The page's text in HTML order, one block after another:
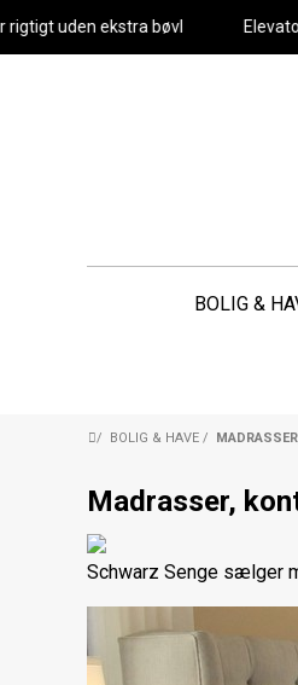
uden ekstra bøvl Elevator
BOLIG &
/ BOLIG & HAVE /
Madrasser,
Schwarz Senge sælger